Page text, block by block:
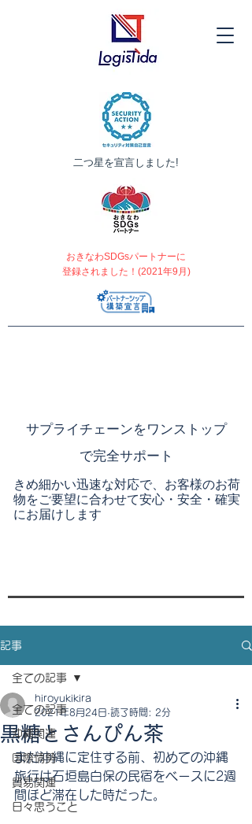
​サプライチェーンをワンストップ
で完全サポート
きめ細かい迅速な対応で、お客様のお荷
物をご要望に合わせて安心・安全・確実
にお届けします
​二つ星を宣言しました!
おきなわSDGsパートナーに
登録されました！(2021年9月)
記事
全ての記事
沖縄関連
国際情勢
貿易関連
日々思うこと
全ての記事
黒糖とさんぴん茶
hiroyukikira
2021年8月24日 読了時間: 2分
まだ沖縄に定住する前、初めての沖縄
旅行は石垣島白保の民宿をベースに2週
間ほど滞在した時だった。